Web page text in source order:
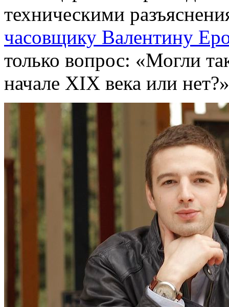
техническими
часовщику Валентину
только вопрос: «Могли
начале XIX века или нет?»